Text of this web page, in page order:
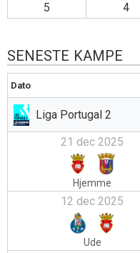
5 4
SENESTE KAMPE
Dato
Liga Portugal 2
21 dec 2025
Hjemme
12 dec 2025
Ude